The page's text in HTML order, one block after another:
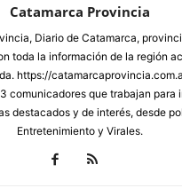
Catamarca Provincia
Diario de Catamarca,
toda la información de la región
https://
comunicadores que trabajan para
destacados y de interés, desde
Entretenimiento y Virales.